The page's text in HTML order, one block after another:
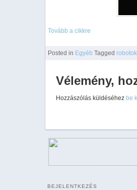
Tovább a cikkre
Posted in Egyéb Tagged robotok
Vélemény,
Hozzászólás küldéséhez be
BEJELENTKEZÉS